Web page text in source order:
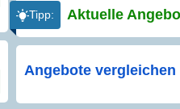
Tipp: Aktuelle
Angebote vergleichen